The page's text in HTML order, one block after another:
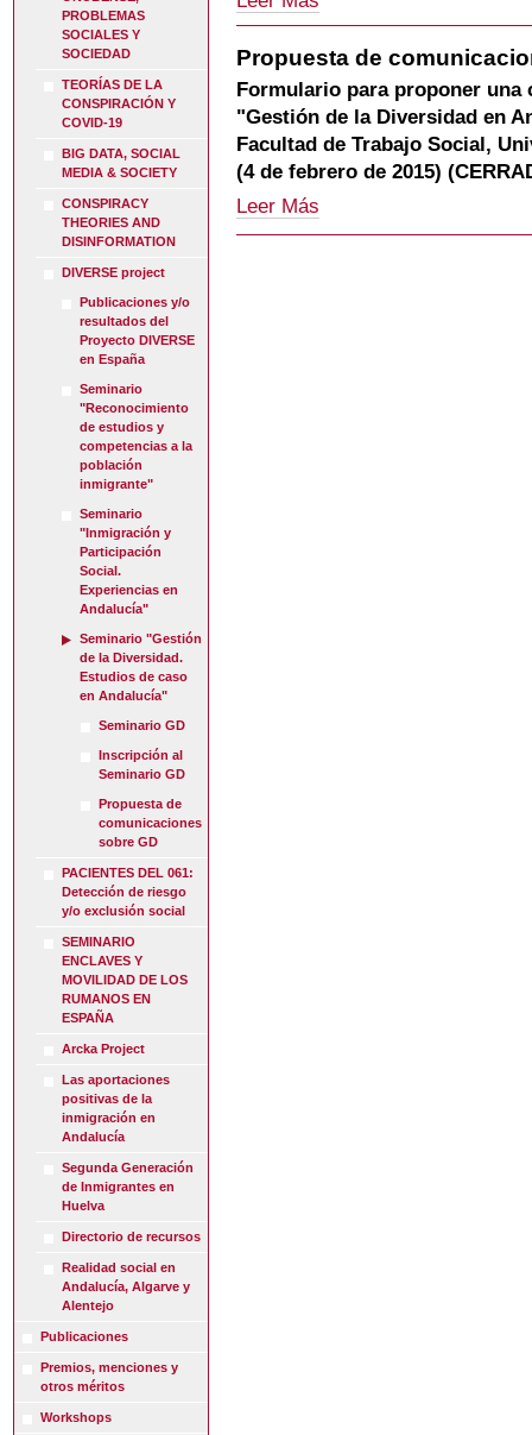
PROBLEMAS
SOCIALES Y
SOCIEDAD
TEORÍAS DE LA
CONSPIRACIÓN Y
COVID-19
BIG DATA, SOCIAL
MEDIA & SOCIETY
CONSPIRACY
THEORIES AND
DISINFORMATION
DIVERSE project
Publicaciones y/o
resultados del
Proyecto DIVERSE
en España
Seminario
"Reconocimiento
de estudios y
competencias a la
población
inmigrante"
Seminario
"Inmigración y
Participación
Social.
Experiencias en
Andalucía"
Seminario "Gestión
de la Diversidad.
Estudios de caso
en Andalucía"
Seminario GD
Inscripción al
Seminario GD
Propuesta de
comunicaciones
sobre GD
PACIENTES DEL 061:
Detección de riesgo
y/o exclusión social
SEMINARIO
ENCLAVES Y
MOVILIDAD DE LOS
RUMANOS EN
ESPAÑA
Arcka Project
Las aportaciones
positivas de la
inmigración en
Andalucía
Segunda Generación
de Inmigrantes en
Huelva
Directorio de recursos
Realidad social en
Andalucía, Algarve y
Alentejo
Publicaciones
Premios, menciones y
otros méritos
Workshops
al
GD
-
Propuesta de
Formulario para proponer una
"Gestión de la Diversidad en
Facultad de Trabajo Social,
(4 de febrero de 2015)
Propuesta
de
Leer Más